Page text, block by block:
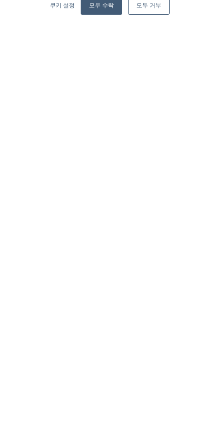
쿠키 설정 모두 수락 모두 거부